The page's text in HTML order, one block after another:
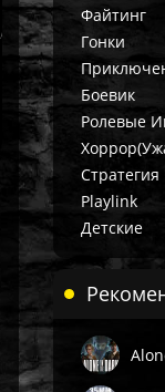
Файтинг
Гонки
Боевик
Ролевые
Стратегия
Playlink
Детские